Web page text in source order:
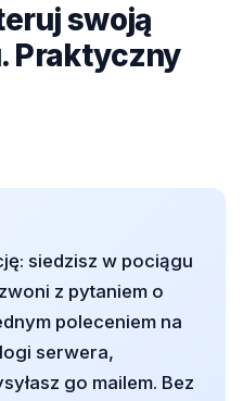
swoją
Praktyczny
siedzisz w pociągu
z pytaniem o
poleceniem na
serwera,
go mailem. Bez